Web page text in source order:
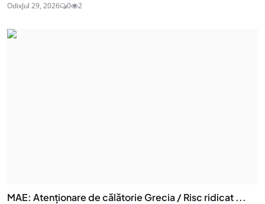
OdixJul 29, 2026 0 2
MAE: Atenţionare de călătorie Grecia / Risc ridicat ...